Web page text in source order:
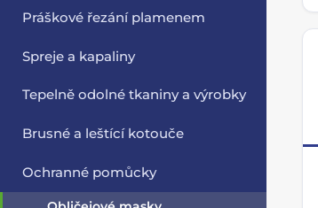
Práškové řezání plamenem
Spreje a kapaliny
Tepelně odolné tkaniny a výrobky
Brusné a leštící kotouče
Ochranné pomůcky